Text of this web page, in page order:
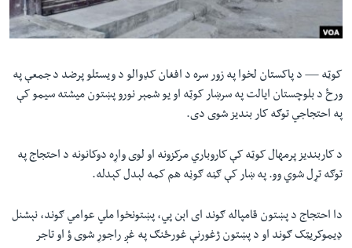
مرکزي
لټون
واوړئکوټه — د پاکستان لخوا په زور سره د افغان کډوالو د ویستلو پرضد د جمعې په
ورځ د بلوچستان ایالت په سرښار کوټه او یو شمېر نورو پښتون میشته سیمو کې
په احتجاجي توګه کار بندیز شوی دی.
د کاربندیز پرمهال کوټه کې کاروباري مرکزونه او لوی واړه دوکانونه د احتجاج په
توګه تړل شوي وو. په ښار کې ګڼه ګوڼه هم کمه لېدل کېدله.
دا احتجاج د پښتون قامپاله ګوند ای اېن پي، پښتونخوا ملي عوامي ګوند، نېشنل
ډيموکريټک ګوند او د پښتون ژغورنې غورځنګ په غږ راجوړ شوی ؤ او تاجر